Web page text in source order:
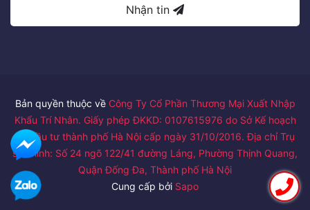
Nhận tin
Bản quyền thuộc về Công Ty Cổ Phần Thương Mại Xuất Nhập
Khẩu Trí Nhân. Giấy phép ĐKKD: 0107615976 do Sở Kế hoạch
và Đầu tư thành phố Hà Nội cấp ngày 31/10/2016. Địa chỉ Trụ
sở chính: Số 24 ngõ 122/41 đường Láng, Phường Thịnh Quang,
Quận Đống Đa, Thành phố Hà Nội
Cung cấp bởi Sapo